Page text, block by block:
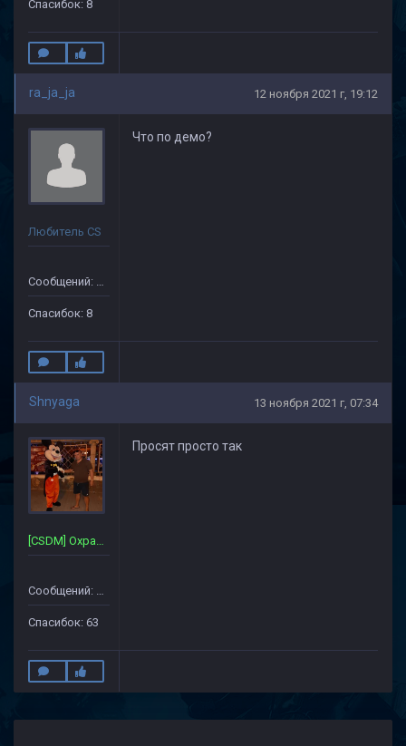
Спасибок: 8
ra_ja_ja 12 ноября 2021 г, 19:12
Любитель CS
Сообщений: 29
Спасибок: 8
Что по демо?
Shnyaga 13 ноября 2021 г, 07:34
[CSDM] Охрана~Сервера
Сообщений: 357
Спасибок: 63
Просят просто так